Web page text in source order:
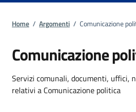
Home / Argomenti / Comunicazione
Comunicazione
Dettagli
Servizi comunali, documenti, uffici,
relativi a Comunicazione politica